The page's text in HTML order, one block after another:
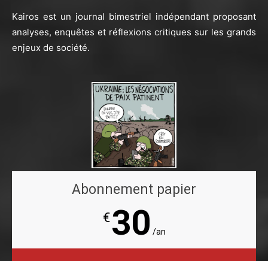
Kairos est un journal bimestriel indépendant proposant
analyses, enquêtes et réflexions critiques sur les grands
enjeux de société.
Abonnement papier
€30 /an